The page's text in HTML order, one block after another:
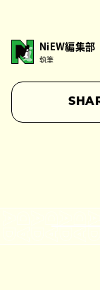
NiEW編集部
執筆